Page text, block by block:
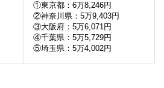
①東京都：6万8,246円
②神奈川県：5万9,403円
③大阪府：5万6,071円
④千葉県：5万5,729円
⑤埼玉県：5万4,002円